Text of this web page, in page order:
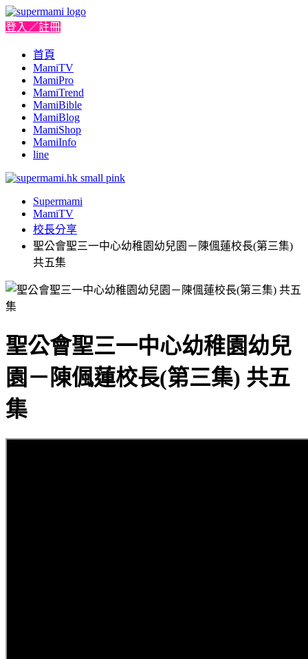
登入／註冊
首頁
MamiTV
MamiPro
MamiTrend
MamiBible
MamiBlog
MamiShop
MamiInfo
line
Supermami
MamiTV
校長分享
聖公會聖三一中心幼稚園幼兒園－陳偑蓮校長(第三集)
共五集
聖公會聖三一中心幼稚園幼兒
園－陳偑蓮校長(第三集) 共五
集